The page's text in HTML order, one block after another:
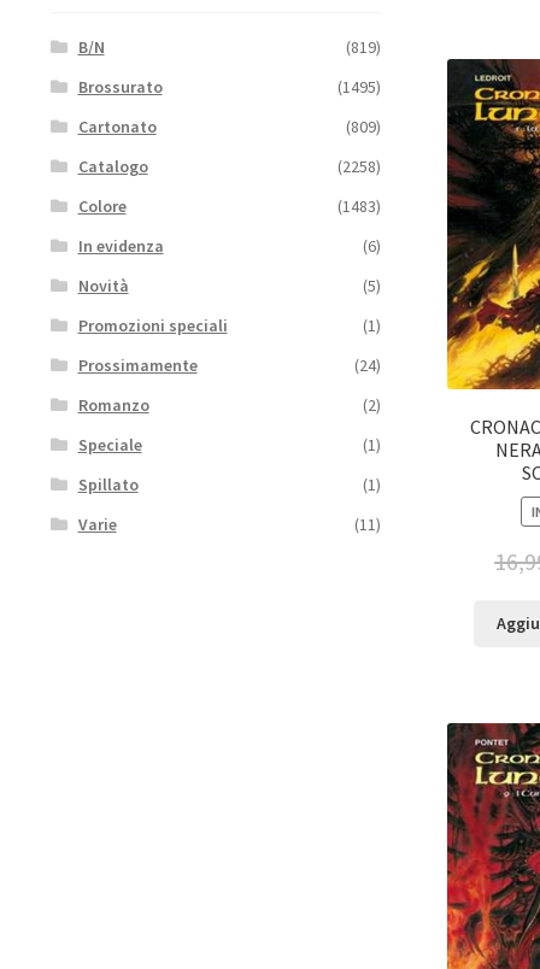
B/N
(819)
Brossurato
(1495)
Cartonato
(809)
Catalogo
(2258)
Colore
(1483)
In evidenza
(6)
Novità
(5)
Promozioni speciali
(1)
Prossimamente
(24)
Romanzo
(2)
Speciale
(1)
Spillato
(1)
Varie
(11)